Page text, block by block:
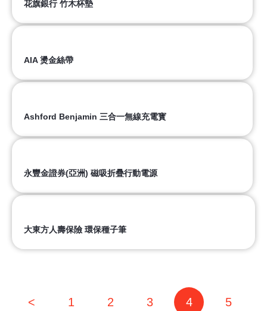
花旗銀行 竹木杯墊
AIA 燙金絲帶
Ashford Benjamin 三合一無線充電寳
永豐金證券(亞洲) 磁吸折疊行動電源
大東方人壽保險 環保種子筆​
< 1 2 3 4 5